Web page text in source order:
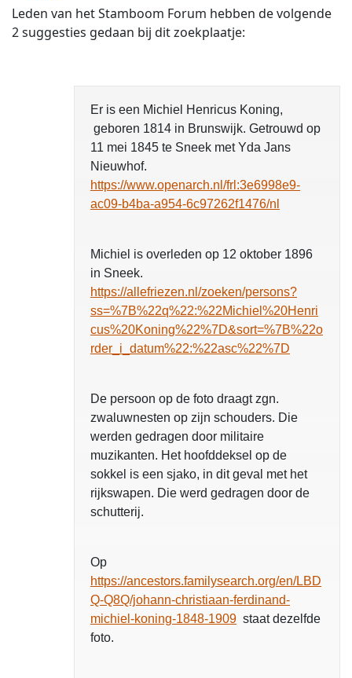
Leden van het Stamboom Forum hebben de volgende
2 suggesties gedaan bij dit zoekplaatje:
Er is een Michiel Henricus Koning,
geboren 1814 in Brunswijk. Getrouwd op
11 mei 1845 te Sneek met Yda Jans
Nieuwhof.
https://www.openarch.nl/frl:3e6998e9-
ac09-b4ba-a954-6c97262f1476/nl
Michiel is overleden op 12 oktober 1896
in Sneek.
https://allefriezen.nl/zoeken/persons?
ss=%7B%22q%22:%22Michiel%20Henri
cus%20Koning%22%7D&sort=%7B%22o
rder_i_datum%22:%22asc%22%7D
De persoon op de foto draagt zgn.
zwaluwnesten op zijn schouders. Die
werden gedragen door militaire
muzikanten. Het hoofddeksel op de
sokkel is een sjako, in dit geval met het
rijkswapen. Die werd gedragen door de
schutterij.
Op
https://ancestors.familysearch.org/en/LBD
Q-Q8Q/johann-christiaan-ferdinand-
michiel-koning-1848-1909 staat dezelfde
foto.